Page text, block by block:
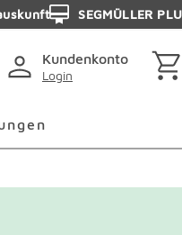
SEGMÜLLER
Kundenkonto
Login